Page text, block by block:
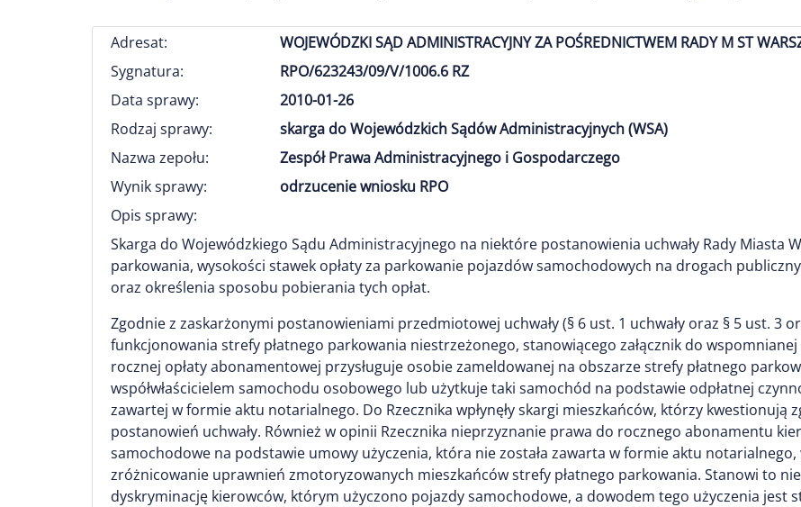
Adresat:
WOJEWÓDZKI SĄD ADMINISTRACYJNY ZA POŚREDNICTWEM RADY M ST
Sygnatura:
RPO/623243/09/V/1006.6 RZ
Data sprawy:
2010-01-26
Rodzaj sprawy:
skarga do Wojewódzkich Sądów Administracyjnych (WSA)
Nazwa zepołu:
Zespół Prawa Administracyjnego i Gospodarczego
Wynik sprawy:
odrzucenie wniosku RPO
Opis sprawy:
Skarga do Wojewódzkiego Sądu Administracyjnego na niektóre postanowienia uchwały Rady Miasta
parkowania, wysokości stawek opłaty za parkowanie pojazdów samochodowych na drogach
oraz określenia sposobu pobierania tych opłat.
Zgodnie z zaskarżonymi postanowieniami przedmiotowej uchwały (§ 6 ust. 1 uchwały oraz § 5 ust. 3
funkcjonowania strefy płatnego parkowania niestrzeżonego, stanowiącego załącznik do
rocznej opłaty abonamentowej przysługuje osobie zameldowanej na obszarze strefy płatnego
współwłaścicielem samochodu osobowego lub użytkuje taki samochód na podstawie odpłatnej
zawartej w formie aktu notarialnego. Do Rzecznika wpłynęły skargi mieszkańców, którzy kwestionują
postanowień uchwały. Również w opinii Rzecznika nieprzyznanie prawa do rocznego abonamentu
samochodowe na podstawie umowy użyczenia, która nie została zawarta w formie aktu
zróżnicowanie uprawnień zmotoryzowanych mieszkańców strefy płatnego parkowania. Stanowi to
dyskryminację kierowców, którym użyczono pojazdy samochodowe, a dowodem tego użyczenia jest